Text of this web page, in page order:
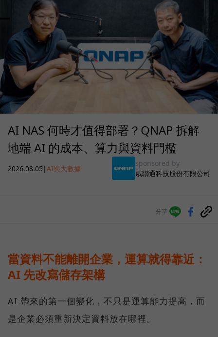
AI NAS 何時才值得部署？QNAP 拆解
地端 AI 的成本、算力與資料門檻
2026.08.05 |AI與大數據
sponsored by
威聯通科技股份有限公司
分享
當資料不能離開企業，運算就得靠近：
AI 先改寫儲存架構
AI 帶來的第一個變化，不只是運算能力提高，而
是企業必須重新決定資料放在哪裡。